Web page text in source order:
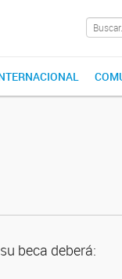
beca deberá: